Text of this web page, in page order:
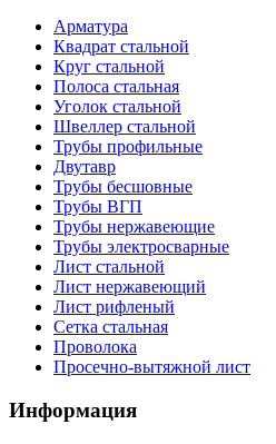
Арматура
Квадрат стальной
Круг стальной
Полоса стальная
Уголок стальной
Швеллер стальной
Трубы профильные
Двутавр
Трубы бесшовные
Трубы ВГП
Трубы нержавеющие
Трубы электросварные
Лист стальной
Лист нержавеющий
Лист рифленый
Сетка стальная
Проволока
Просечно-вытяжной лист
Информация